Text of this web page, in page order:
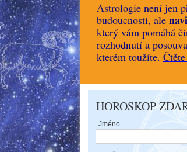
Astrologie není jen
budoucnosti, ale
který vám pomáhá
rozhodnutí a
kterém toužíte.
HOROSKOP
Jméno